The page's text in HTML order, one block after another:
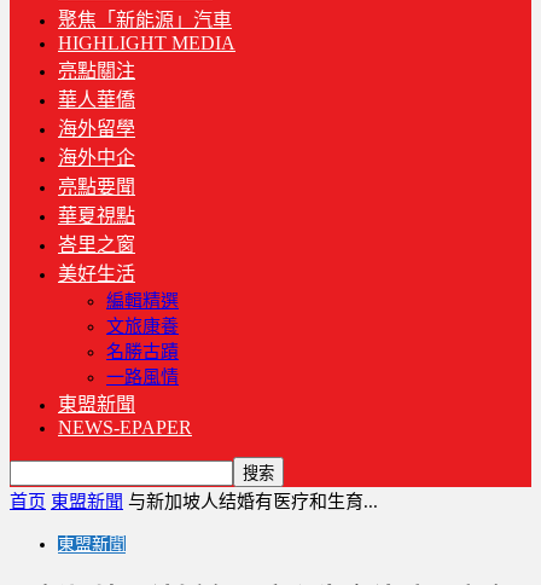
聚焦「新能源」汽車
HIGHLIGHT MEDIA
亮點關注
華人華僑
海外留學
海外中企
亮點要聞
華夏視點
峇里之窗
美好生活
編輯精選
文旅康養
名勝古蹟
一路風情
東盟新聞
NEWS-EPAPER
首页 東盟新聞 与新加坡人结婚有医疗和生育...
東盟新聞